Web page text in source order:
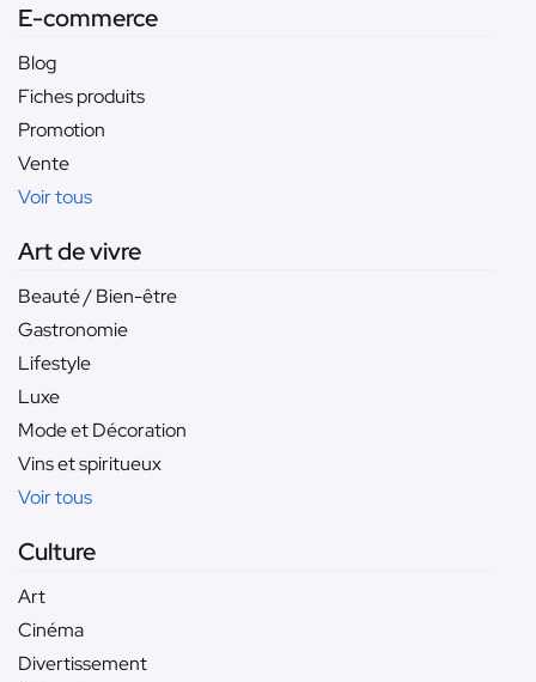
E-commerce
Blog
Fiches produits
Promotion
Vente
Voir tous
Art de vivre
Beauté / Bien-être
Gastronomie
Lifestyle
Luxe
Mode et Décoration
Vins et spiritueux
Voir tous
Culture
Art
Cinéma
Divertissement